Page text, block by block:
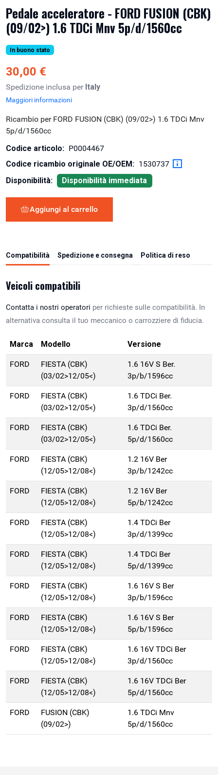
Pedale acceleratore - FORD FUSION (CBK)
(09/02>) 1.6 TDCi Mnv 5p/d/1560cc
In buono stato
30,00 €
Spedizione inclusa per Italy
Maggiori informazioni
Ricambio per FORD FUSION (CBK) (09/02>) 1.6 TDCi Mnv
5p/d/1560cc
Codice articolo: P0004467
Codice ricambio originale OE/OEM: 1530737
Disponibilità:
Disponibilità immediata
Aggiungi al carrello
Compatibilità Spedizione e consegna Politica di reso
Veicoli compatibili
Contatta i nostri operatori per richieste sulle compatibilità. In
alternativa consulta il tuo meccanico o carrozziere di fiducia.
Marca Modello Versione
FORD
FIESTA (CBK)
(03/02>12/05<)
1.6 16V S Ber.
3p/b/1596cc
FORD
FIESTA (CBK)
(03/02>12/05<)
1.6 TDCi Ber.
3p/d/1560cc
FORD
FIESTA (CBK)
(03/02>12/05<)
1.6 TDCi Ber.
5p/d/1560cc
FORD
FIESTA (CBK)
(12/05>12/08<)
1.2 16V Ber
3p/b/1242cc
FORD
FIESTA (CBK)
(12/05>12/08<)
1.2 16V Ber
5p/b/1242cc
FORD
FIESTA (CBK)
(12/05>12/08<)
1.4 TDCi Ber
3p/d/1399cc
FORD
FIESTA (CBK)
(12/05>12/08<)
1.4 TDCi Ber
5p/d/1399cc
FORD
FIESTA (CBK)
(12/05>12/08<)
1.6 16V S Ber
3p/b/1596cc
FORD
FIESTA (CBK)
(12/05>12/08<)
1.6 16V S Ber
5p/b/1596cc
FORD
FIESTA (CBK)
(12/05>12/08<)
1.6 16V TDCi Ber
3p/d/1560cc
FORD
FIESTA (CBK)
(12/05>12/08<)
1.6 16V TDCi Ber
5p/d/1560cc
FORD
FUSION (CBK)
(09/02>)
1.6 TDCi Mnv
5p/d/1560cc